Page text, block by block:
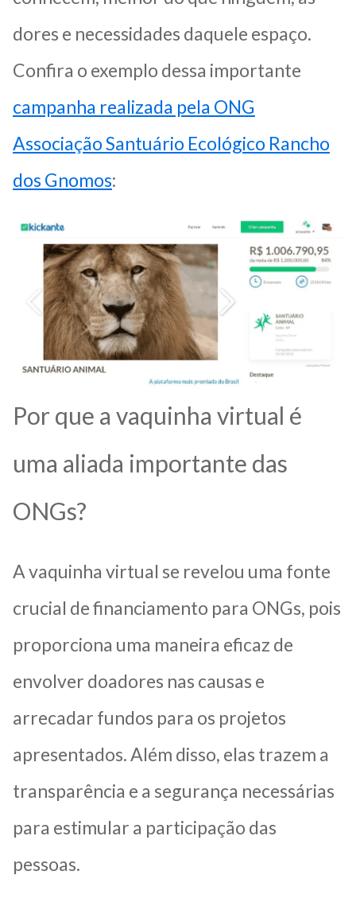
dores e necessidades daquele espaço.
Confira o exemplo dessa importante
campanha realizada pela ONG
Associação Santuário Ecológico Rancho
dos Gnomos:
Por que a vaquinha virtual é
uma aliada importante das
ONGs?
A vaquinha virtual se revelou uma fonte
crucial de financiamento para ONGs, pois
proporciona uma maneira eficaz de
envolver doadores nas causas e
arrecadar fundos para os projetos
apresentados. Além disso, elas trazem a
transparência e a segurança necessárias
para estimular a participação das
pessoas.